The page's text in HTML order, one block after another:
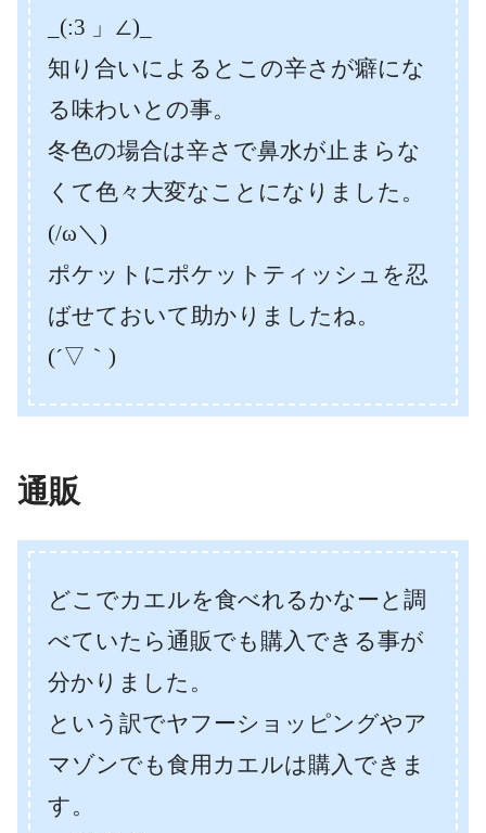
_(:3 」∠)_
知り合いによるとこの辛さが癖にな
る味わいとの事。
冬色の場合は辛さで鼻水が止まらな
くて色々大変なことになりました。
(/ω＼)
ポケットにポケットティッシュを忍
ばせておいて助かりましたね。
(´▽｀)
通販
どこでカエルを食べれるかなーと調
べていたら通販でも購入できる事が
分かりました。
という訳でヤフーショッピングやア
マゾンでも食用カエルは購入できま
す。